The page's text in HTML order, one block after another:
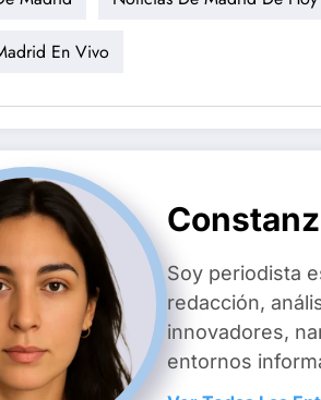
En Vivo
Soy periodista
redacción,
innovadores,
entornos